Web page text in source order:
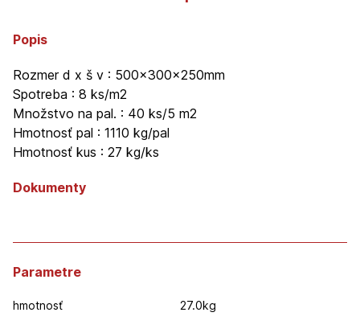
Popis
Rozmer d x š v : 500x300x250mm
Spotreba : 8 ks/m2
Množstvo na pal. : 40 ks/5 m2
Hmotnosť pal : 1110 kg/pal
Hmotnosť kus : 27 kg/ks
Dokumenty
Parametre
hmotnosť 27.0kg